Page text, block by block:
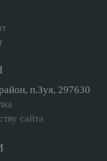
п.Зуя, 297630
сайта